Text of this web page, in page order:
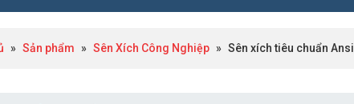
» Sản phẩm » Sên Xích Công Nghiệp » Sên xích tiêu chuẩn Ansi